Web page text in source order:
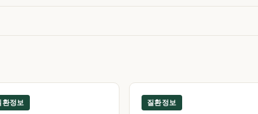
환정보 질환정보